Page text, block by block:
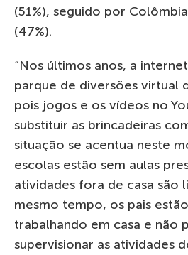
(51%), seguido por
(47%).
“Nos últimos anos, a
parque de diversões virtual
pois jogos e os vídeos no
substituir as brincadeiras
situação se acentua neste
escolas estão sem aulas
atividades fora de casa são
mesmo tempo, os pais
trabalhando em casa e não
supervisionar as atividades